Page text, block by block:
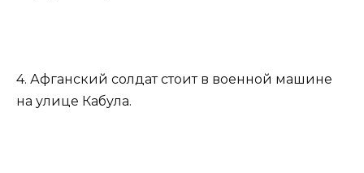
4. Афганский солдат стоит в военной машине
на улице Кабула.